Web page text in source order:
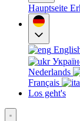
Hauptseite
Nederlands
Français
Los geht's